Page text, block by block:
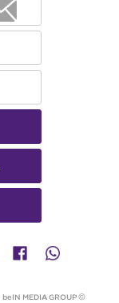
© beIN MEDIA GROUP